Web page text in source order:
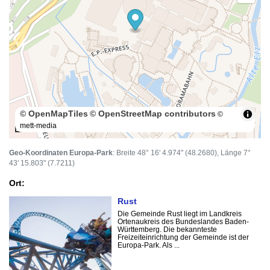
100 m
© OpenMapTiles © OpenStreetMap contributors ©
mett-media
Geo-Koordinaten Europa-Park: Breite 48° 16' 4.974" (48.2680), Länge 7°
43' 15.803" (7.7211)
Ort:
Rust
Die Gemeinde Rust liegt im Landkreis
Ortenaukreis des Bundeslandes Baden-
Württemberg. Die bekannteste
Freizeiteinrichtung der Gemeinde ist der
Europa-Park. Als ...